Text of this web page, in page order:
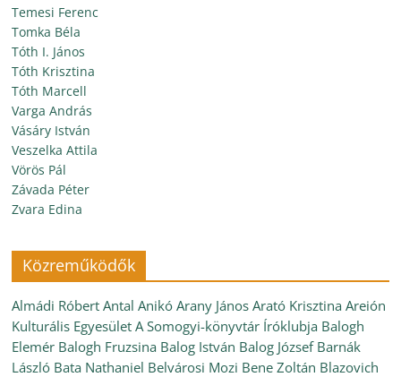
Temesi Ferenc
Tomka Béla
Tóth I. János
Tóth Krisztina
Tóth Marcell
Varga András
Vásáry István
Veszelka Attila
Vörös Pál
Závada Péter
Zvara Edina
Közreműködők
Almádi Róbert Antal Anikó Arany János Arató Krisztina Areión
Kulturális Egyesület A Somogyi-könyvtár Íróklubja Balogh
Elemér Balogh Fruzsina Balog István Balog József Barnák
László Bata Nathaniel Belvárosi Mozi Bene Zoltán Blazovich